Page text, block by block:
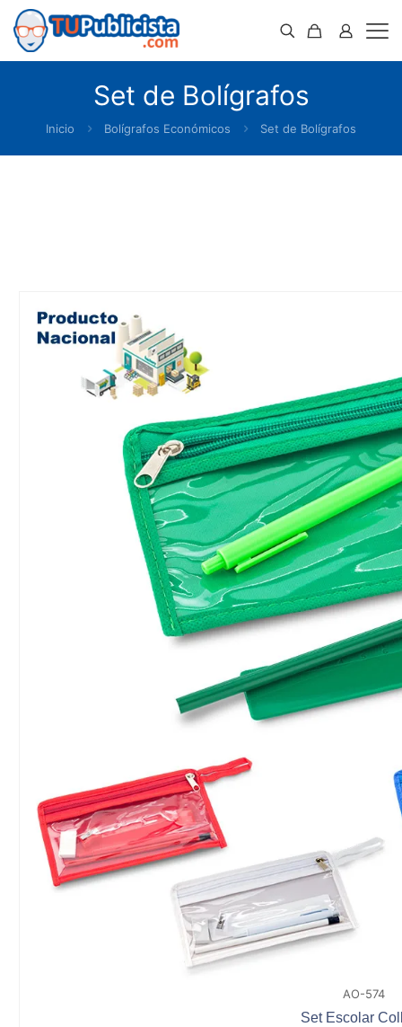
Set de Bolígrafos
Inicio Bolígrafos Económicos Set de Bolígrafos
AO-574
Set Escolar